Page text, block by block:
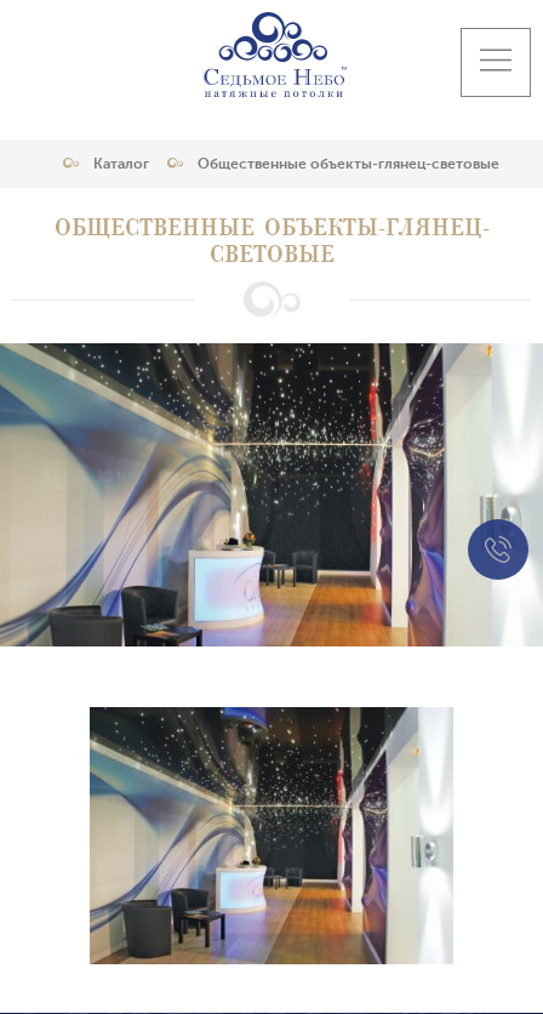
Каталог Общественные объекты-глянец-световые
ОБЩЕСТВЕННЫЕ ОБЪЕКТЫ-ГЛЯНЕЦ-
СВЕТОВЫЕ